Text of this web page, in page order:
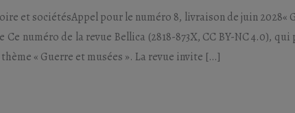
et sociétésAppel pour le numéro 8, livraison de juin 2028«
Ce numéro de la revue Bellica (2818-873X, CC BY-NC 4.0),
« Guerre et musées ». La revue invite […]